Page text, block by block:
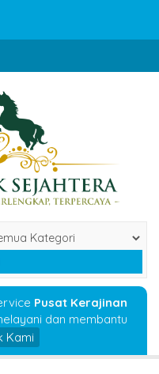
Pusat Kerajinan
dan membantu
Kami